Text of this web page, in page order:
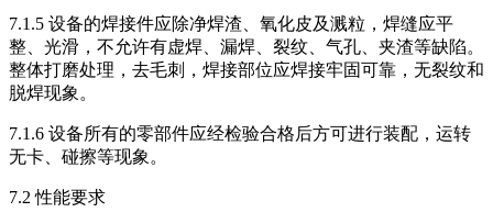
7.1.5 设备的焊接件应除净焊渣、氧化皮及溅粒，焊缝应平
整、光滑，不允许有虚焊、漏焊、裂纹、气孔、夹渣等缺陷。
整体打磨处理，去毛刺，焊接部位应焊接牢固可靠，无裂纹和
脱焊现象。
7.1.6 设备所有的零部件应经检验合格后方可进行装配，运转
无卡、碰擦等现象。
7.2 性能要求